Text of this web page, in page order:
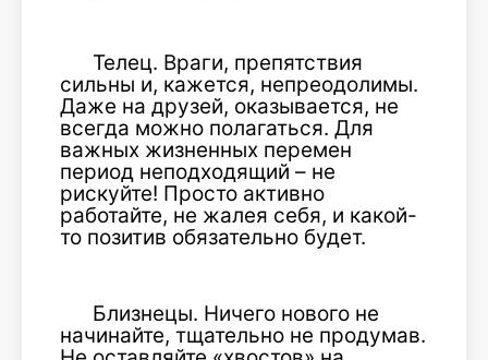
Телец. Враги, препятствия
сильны и, кажется, непреодолимы.
Даже на друзей, оказывается, не
всегда можно полагаться. Для
важных жизненных перемен
период неподходящий – не
рискуйте! Просто активно
работайте, не жалея себя, и какой-
то позитив обязательно будет.
Близнецы. Ничего нового не
начинайте, тщательно не продумав.